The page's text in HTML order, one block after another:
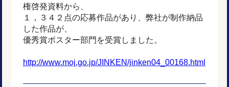
権啓発資料から、
１，３４２点の応募作品があり、弊社が制作納品
した作品が、
優秀賞ポスター部門を受賞しました。
http://www.moj.go.jp/JINKEN/jinken04_00168.html